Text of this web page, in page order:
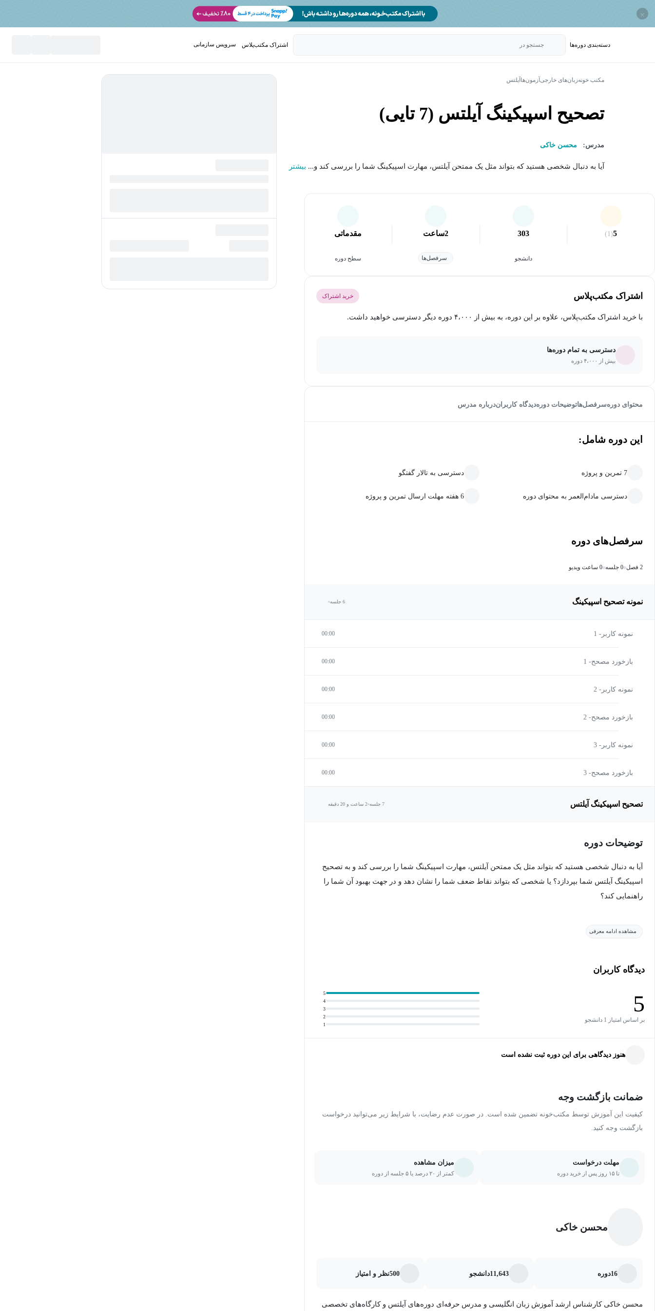
×
دسته‌بندی‌ دوره‌ها جستجو در اشتراک مکتب‌پلاس سرویس سازمانی
مکتب خونهزبان‌های خارجی آزمون‌ها آیلتس
تصحیح اسپیکینگ آیلتس (7 تایی)
مدرس: محسن خاکی
آیا به دنبال شخصی هستید که بتواند مثل یک ممتحن آیلتس، مهارت اسپیکینگ شما را بررسی کند و... بیشتر
5
(1)
303
دانشجو
2ساعت
سرفصل‌ها
مقدماتی
سطح دوره
اشتراک مکتب‌پلاس خرید اشتراک
با خرید اشتراک مکتب‌پلاس، علاوه بر این دوره، به بیش از ۴،۰۰۰ دوره دیگر دسترسی خواهید داشت.
دسترسی به تمام دوره‌ها
بیش از ۴،۰۰۰ دوره
محتوای دورهسرفصل‌هاتوضیحات دورهدیدگاه کاربراندرباره مدرس
این دوره شامل:
7 تمرین و پروژه دسترسی به تالار گفتگو
دسترسی مادام‌العمر به محتوای دوره 6 هفته مهلت ارسال تمرین و پروژه
سرفصل‌های دوره
2 فصل 0 جلسه 0 ساعت ویدیو
نمونه تصحیح اسپیکینگ 6 جلسه
نمونه کاربر- 1 00:00
بازخورد مصحح- 1 00:00
نمونه کاربر- 2 00:00
بازخورد مصحح- 2 00:00
نمونه کاربر- 3 00:00
بازخورد مصحح- 3 00:00
تصحیح اسپیکینگ آیلتس 7 جلسه 2 ساعت و 20 دقیقه
توضیحات دوره
آیا به دنبال شخصی هستید که بتواند مثل یک ممتحن آیلتس، مهارت اسپیکینگ شما را بررسی کند و به تصحیح
اسپیکینگ آیلتس شما بپردازد؟ یا شخصی که بتواند نقاط ضعف شما را نشان دهد و در جهت بهبود آن شما را
راهنمایی کند؟
با تجربه و متخصص که شناخت کافی از آزمون آیلتس دارد، می‌تواند نمره‌ی شما را به مقدار قابل توجهی بهبود
خود را بهبود ببخشید.
بیشتر متقاضیان آیلتس متوجه اشتباهات خود نمی‌شوند و بازخورد مناسبی دریافت نمی‌کنند تا بتوانند از تکرار
نمره‌ی دلخواه خود را کسب ننموده‌اید. مجموعه تصحیح اسپیکینگ آیلتس برای مشخص کردن و برطرف کردن
این مشکلات تهیه شده است.
ممتحن است.
Card موضوعی نوشته شده که با تعدادی سوال تحت عنوان Follow-up Questions همراه است و متقاضی
مشاهده ادامه معرفی
دیدگاه کاربران
5
بر اساس امتیاز 1 دانشجو
1
2
3
4
5
هنوز دیدگاهی برای این دوره ثبت نشده است
ضمانت بازگشت وجه
کیفیت این آموزش توسط مکتب‌خونه تضمین شده است. در صورت عدم رضایت، با شرایط زیر می‌توانید درخواست
بازگشت وجه کنید.
مهلت درخواست
تا ۱۵ روز پس از خرید دوره
میزان مشاهده
کمتر از ۲۰ درصد یا ۵ جلسه از دوره
محسن خاکی
16دوره 11,643دانشجو 500نظر و امتیاز
محسن خاکی کارشناس ارشد آموزش زبان انگلیسی و مدرس حرفه‌ای دوره‌های آیلتس و کارگاه‌های تخصصی